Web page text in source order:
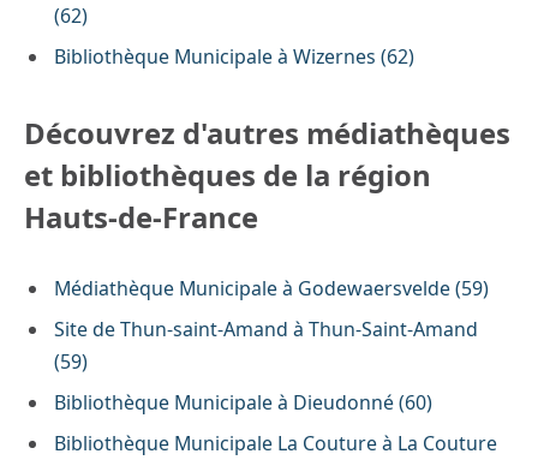
(62)
Bibliothèque Municipale à Wizernes (62)
Découvrez d'autres médiathèques
et bibliothèques de la région
Hauts-de-France
Médiathèque Municipale à Godewaersvelde (59)
Site de Thun-saint-Amand à Thun-Saint-Amand
(59)
Bibliothèque Municipale à Dieudonné (60)
Bibliothèque Municipale La Couture à La Couture